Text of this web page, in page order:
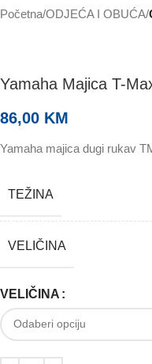
Početna ODJEĆA I OBUĆA
Yamaha Majica T-
86,00 KM
Yamaha majica dugi rukav
TEŽINA
VELIČINA
VELIČINA